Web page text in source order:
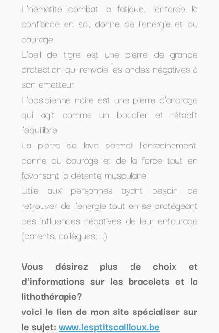
L'hématite combat la fatigue, renforce la
confiance en soi, donne de l'energie et du
courage
L'oeil de tigre est une pierre de grande
protection qui renvoie les ondes négatives à
son emetteur
L'obsidienne noire est une pierre d'ancrage
qui agit comme un bouclier et rétablit
l'equilibre
La pierre de lave permet l'enracinement,
donne du courage et de la force tout en
favorisant la détente musculaire
Utile aux personnes ayant besoin de
retrouver de l'energie tout en se protégeant
des influences négatives de leur entourage
(parents, collègues, ...)
Vous désirez plus de choix et
d'informations sur les bracelets et la
lithothérapie?
voici le lien de mon site spécialiser sur
le sujet:www.lesptitscailloux.be